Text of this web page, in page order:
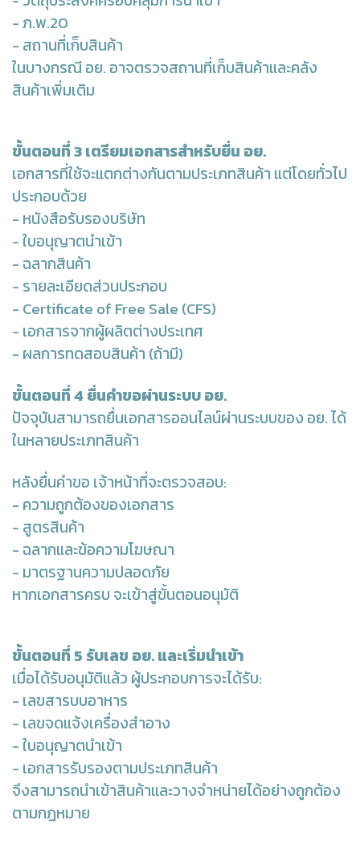
- ภ.พ.20
- สถานที่เก็บสินค้า
ในบางกรณี อย. อาจตรวจสถานที่เก็บสินค้าและคลัง
สินค้าเพิ่มเติม
ขั้นตอนที่ 3 เตรียมเอกสารสำหรับยื่น อย.
เอกสารที่ใช้จะแตกต่างกันตามประเภทสินค้า แต่โดยทั่วไป
ประกอบด้วย
- หนังสือรับรองบริษัท
- ใบอนุญาตนำเข้า
- ฉลากสินค้า
- รายละเอียดส่วนประกอบ
- Certificate of Free Sale (CFS)
- เอกสารจากผู้ผลิตต่างประเทศ
- ผลการทดสอบสินค้า (ถ้ามี)
ขั้นตอนที่ 4 ยื่นคำขอผ่านระบบ อย.
ปัจจุบันสามารถยื่นเอกสารออนไลน์ผ่านระบบของ อย. ได้
ในหลายประเภทสินค้า
หลังยื่นคำขอ เจ้าหน้าที่จะตรวจสอบ:
- ความถูกต้องของเอกสาร
- สูตรสินค้า
- ฉลากและข้อความโฆษณา
- มาตรฐานความปลอดภัย
หากเอกสารครบ จะเข้าสู่ขั้นตอนอนุมัติ
ขั้นตอนที่ 5 รับเลข อย. และเริ่มนำเข้า
เมื่อได้รับอนุมัติแล้ว ผู้ประกอบการจะได้รับ:
- เลขสารบบอาหาร
- เลขจดแจ้งเครื่องสำอาง
- ใบอนุญาตนำเข้า
- เอกสารรับรองตามประเภทสินค้า
จึงสามารถนำเข้าสินค้าและวางจำหน่ายได้อย่างถูกต้อง
ตามกฎหมาย